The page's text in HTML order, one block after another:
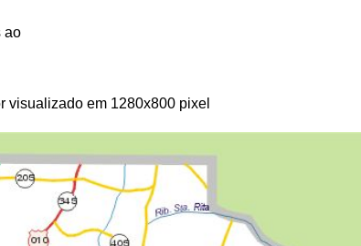
ao
visualizado em 1280x800 pixel